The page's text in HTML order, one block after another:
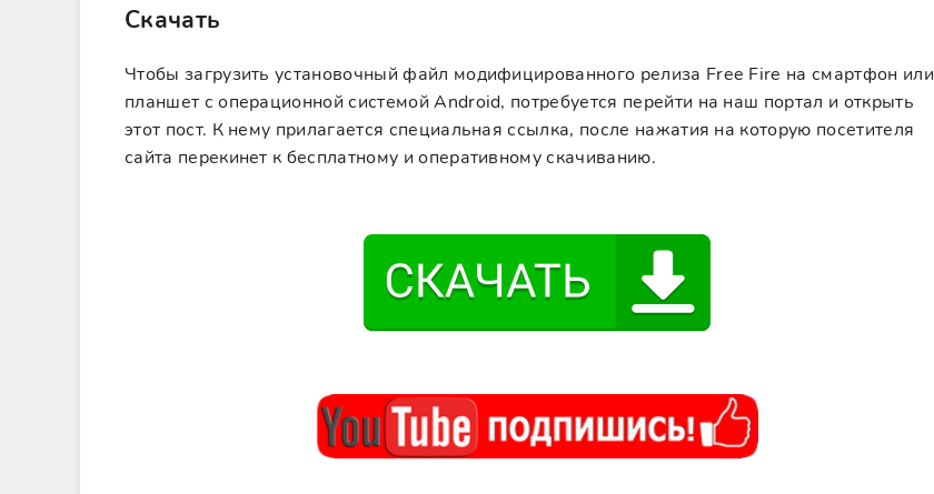
Скачать
Чтобы загрузить установочный файл модифицированного релиза Free Fire на смартфон или
планшет с операционной системой Android, потребуется перейти на наш портал и открыть
этот пост. К нему прилагается специальная ссылка, после нажатия на которую посетителя
сайта перекинет к бесплатному и оперативному скачиванию.